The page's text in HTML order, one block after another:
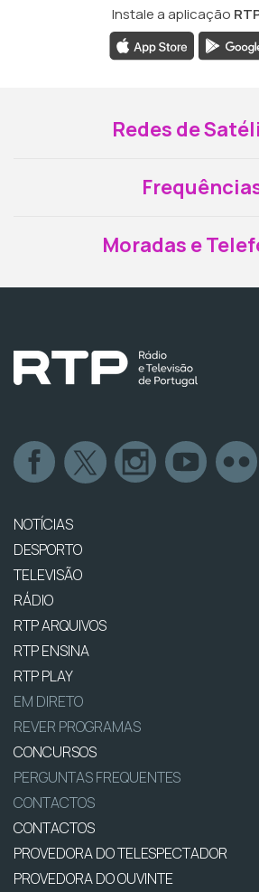
Instale a aplicação
Redes de
Moradas e
NOTÍCIAS
DESPORTO
TELEVISÃO
RÁDIO
RTP ARQUIVOS
RTP ENSINA
RTP PLAY
EM DIRETO
REVER PROGRAMAS
CONCURSOS
PERGUNTAS FREQUENTES
CONTACTOS
CONTACTOS
PROVEDORA DO TELESPECTADOR
PROVEDORA DO OUVINTE